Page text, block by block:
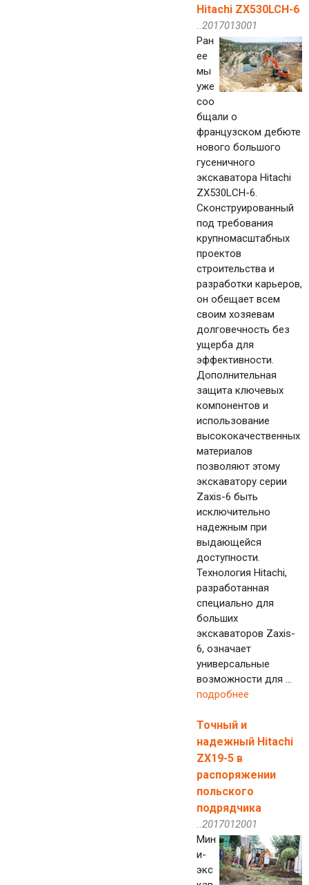
Hitachi ZX530LCH-6
..2017013001
Ран
ее
мы
уже
соо
бщали о
французском дебюте
нового большого
гусеничного
экскаватора Hitachi
ZX530LCH-6.
Сконструированный
под требования
крупномасштабных
проектов
строительства и
разработки карьеров,
он обещает всем
своим хозяевам
долговечность без
ущерба для
эффективности.
Дополнительная
защита ключевых
компонентов и
использование
высококачественных
материалов
позволяют этому
экскаватору серии
Zaxis-6 быть
исключительно
надежным при
выдающейся
доступности.
Технология Hitachi,
разработанная
специально для
больших
экскаваторов Zaxis-
6, означает
универсальные
возможности для ...
подробнее
Точный и
надежный Hitachi
ZX19-5 в
распоряжении
польского
подрядчика
..2017012001
Мин
и-
экс